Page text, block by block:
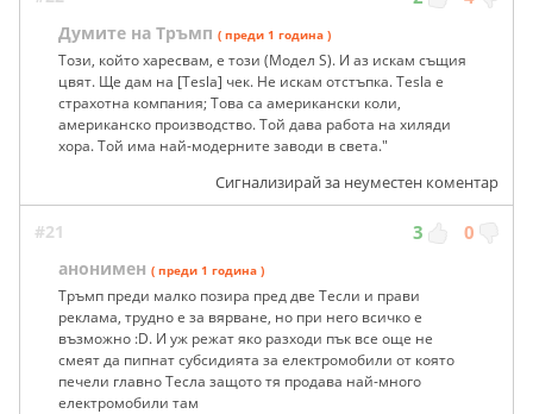
Думите на Тръмп ( преди 1 година )
Този, който харесвам, е този (Модел S). И аз искам същия
цвят. Ще дам на [Tesla] чек. Не искам отстъпка. Tesla е
страхотна компания; Това са американски коли,
американско производство. Той дава работа на хиляди
хора. Той има най-модерните заводи в света."
Сигнализирай за неуместен коментар
#21 3 0
анонимен ( преди 1 година )
Тръмп преди малко позира пред две Тесли и прави
реклама, трудно е за вярване, но при него всичко е
възможно :D. И уж режат яко разходи пък все още не
смеят да пипнат субсидията за електромобили от която
печели главно Тесла защото тя продава най-много
електромобили там